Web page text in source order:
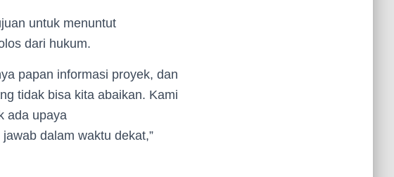
untuk menuntut
dari hukum.
papan informasi proyek, dan
tidak bisa kita abaikan. Kami
ada upaya
dalam waktu dekat,”